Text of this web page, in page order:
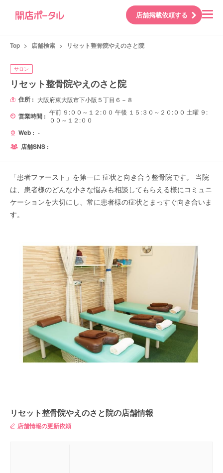
店舗掲載依頼する
Top > 店舗検索 > リセット整骨院やえのさと院
サロン
リセット整骨院やえのさと院
住所 : 大阪府東大阪市下小阪５丁目６－８
営業時間 : 午前 ９:００～１２:００ 午後 １５:３０～２０:００ 土曜 ９:
００～１２:００
Web : -
店舗SNS :
「患者ファースト」を第一に 症状と向き合う整骨院です。 当院
は、患者様のどんな小さな悩みも相談してもらえる様にコミュニ
ケーションを大切にし、常に患者様の症状とまっすぐ向き合いま
す。
リセット整骨院やえのさと院の店舗情報
店舗情報の更新依頼